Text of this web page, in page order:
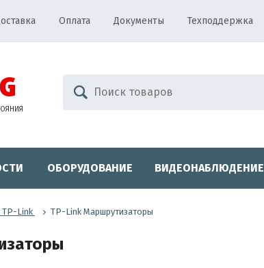
Оплата Документы Техподдержка
ОБОРУДОВАНИЕ ВИДЕОНАБЛЮДЕНИЕ
TP-Link TP-Link Маршрутизаторы